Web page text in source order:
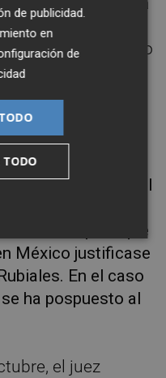
sumado otros
femenino
selección
el director de
Rivera.
citó el 10 de
después de que el
Hermoso
recibidas para que
México justificase
En el caso
ha pospuesto al
el juez
de publicidad.
en
de
TODO